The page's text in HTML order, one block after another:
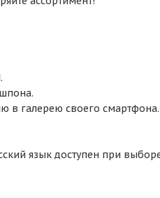
галерею своего
язык доступен при